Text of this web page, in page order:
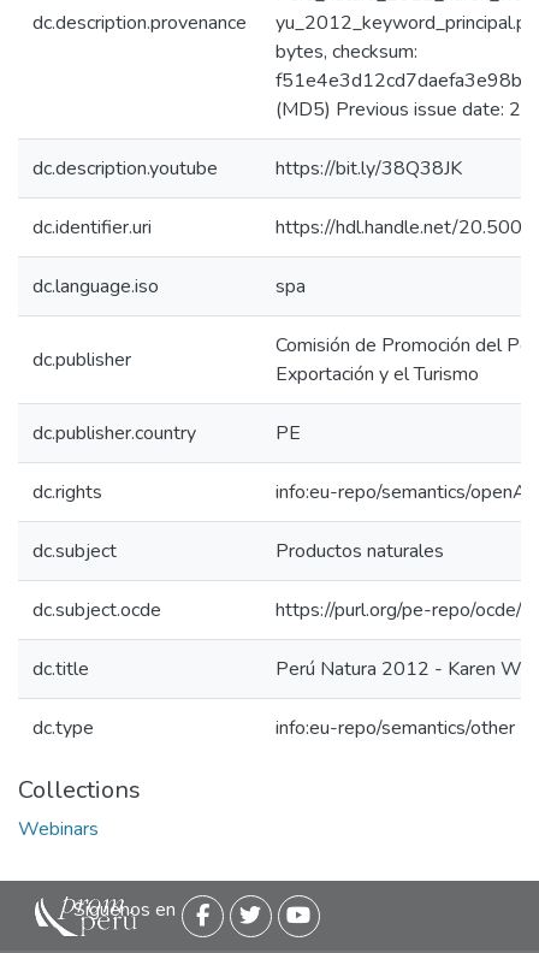
dc.description.provenance
bytes, checksum:
(MD5) Previous issue date:
dc.description.youtube https://bit.ly/38Q38JK
dc.identifier.uri https://hdl.handle.net/
dc.language.iso spa
dc.publisher
Comisión de Promoción del
Exportación y el Turismo
dc.publisher.country PE
dc.rights info:eu-repo/semantics/
dc.subject Productos naturales
dc.subject.ocde https://purl.org/pe-repo/ocde/
dc.title Perú Natura 2012 - Karen Wan
dc.type info:eu-repo/semantics/other
Collections
Webinars
Siguenos en